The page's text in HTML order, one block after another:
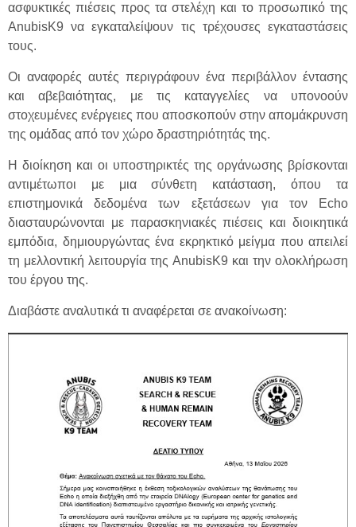
ασφυκτικές πιέσεις προς τα στελέχη και το προσωπικό της
AnubisK9 να εγκαταλείψουν τις τρέχουσες εγκαταστάσεις
τους.
Οι αναφορές αυτές περιγράφουν ένα περιβάλλον έντασης
και αβεβαιότητας, με τις καταγγελίες να υπονοούν
στοχευμένες ενέργειες που αποσκοπούν στην απομάκρυνση
της ομάδας από τον χώρο δραστηριότητάς της.
Η διοίκηση και οι υποστηρικτές της οργάνωσης βρίσκονται
αντιμέτωποι με μια σύνθετη κατάσταση, όπου τα
επιστημονικά δεδομένα των εξετάσεων για τον Echo
διασταυρώνονται με παρασκηνιακές πιέσεις και διοικητικά
εμπόδια, δημιουργώντας ένα εκρηκτικό μείγμα που απειλεί
τη μελλοντική λειτουργία της AnubisK9 και την ολοκλήρωση
του έργου της.
Διαβάστε αναλυτικά τι αναφέρεται σε ανακοίνωση: